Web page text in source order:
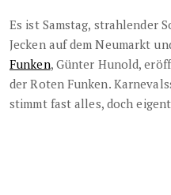
Es ist Samstag, strahlender
Jecken auf dem Neumarkt
Funken, Günter Hunold,
der Roten Funken.
stimmt fast alles, doch